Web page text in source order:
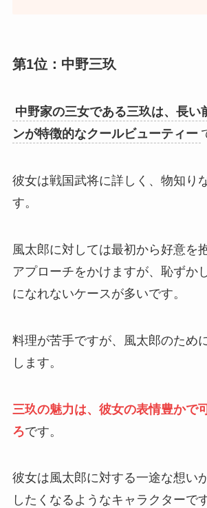
第1位：中野三玖
中野家の三女である三玖は、長い
ンが特徴的なクールビューティー
彼女は戦国武将に詳しく、物知り
す。
風太郎に対しては最初から好意を
アプローチをかけますが、恥ずか
になれないケースが多いです。
料理が苦手ですが、風太郎のため
します。
三玖の魅力は、彼女の表情豊かで
ろです。
彼女は風太郎に対する一途な想い
したくなるようなキャラクターです